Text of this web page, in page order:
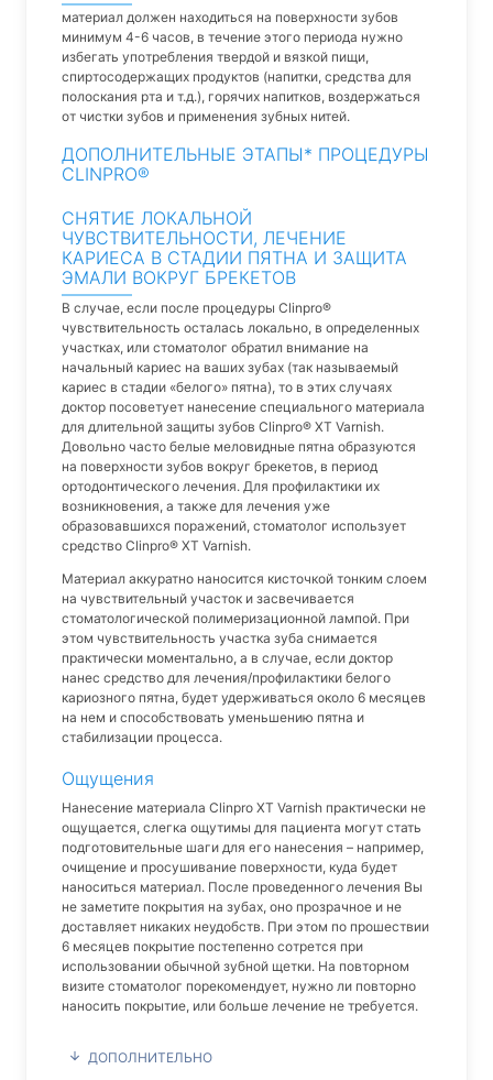
материал должен находиться на поверхности зубов
минимум 4-6 часов, в течение этого периода нужно
избегать употребления твердой и вязкой пищи,
спиртосодержащих продуктов (напитки, средства для
полоскания рта и т.д.), горячих напитков, воздержаться
от чистки зубов и применения зубных нитей.
ДОПОЛНИТЕЛЬНЫЕ ЭТАПЫ* ПРОЦЕДУРЫ
CLINPRO®
СНЯТИЕ ЛОКАЛЬНОЙ
ЧУВСТВИТЕЛЬНОСТИ, ЛЕЧЕНИЕ
КАРИЕСА В СТАДИИ ПЯТНА И ЗАЩИТА
ЭМАЛИ ВОКРУГ БРЕКЕТОВ
В случае, если после процедуры Clinpro®
чувствительность осталась локально, в определенных
участках, или стоматолог обратил внимание на
начальный кариес на ваших зубах (так называемый
кариес в стадии «белого» пятна), то в этих случаях
доктор посоветует нанесение специального материала
для длительной защиты зубов Clinpro® XT Varnish.
Довольно часто белые меловидные пятна образуются
на поверхности зубов вокруг брекетов, в период
ортодонтического лечения. Для профилактики их
возникновения, а также для лечения уже
образовавшихся поражений, стоматолог использует
средство Clinpro® XT Varnish.
Материал аккуратно наносится кисточкой тонким слоем
на чувствительный участок и засвечивается
стоматологической полимеризационной лампой. При
этом чувствительность участка зуба снимается
практически моментально, а в случае, если доктор
нанес средство для лечения/профилактики белого
кариозного пятна, будет удерживаться около 6 месяцев
на нем и способствовать уменьшению пятна и
стабилизации процесса.
Ощущения
Нанесение материала Clinpro XT Varnish практически не
ощущается, слегка ощутимы для пациента могут стать
подготовительные шаги для его нанесения – например,
очищение и просушивание поверхности, куда будет
наноситься материал. После проведенного лечения Вы
не заметите покрытия на зубах, оно прозрачное и не
доставляет никаких неудобств. При этом по прошествии
6 месяцев покрытие постепенно сотрется при
использовании обычной зубной щетки. На повторном
визите стоматолог порекомендует, нужно ли повторно
наносить покрытие, или больше лечение не требуется.
ДОПОЛНИТЕЛЬНО